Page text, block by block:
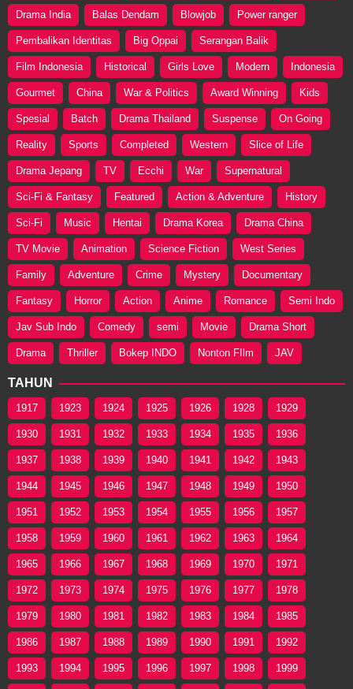
Drama India Balas Dendam Blowjob Power ranger
Pembalikan Identitas Big Oppai Serangan Balik
Film Indonesia Historical Girls Love Modern Indonesia
Gourmet China War & Politics Award Winning Kids
Spesial Batch Drama Thailand Suspense On Going
Reality Sports Completed Western Slice of Life
Drama Jepang TV Ecchi War Supernatural
Sci-Fi & Fantasy Featured Action & Adventure History
Sci-Fi Music Hentai Drama Korea Drama China
TV Movie Animation Science Fiction West Series
Family Adventure Crime Mystery Documentary
Fantasy Horror Action Anime Romance Semi Indo
Jav Sub Indo Comedy semi Movie Drama Short
Drama Thriller Bokep INDO Nonton FIlm JAV
TAHUN
1917 1923 1924 1925 1926 1928 1929
1930 1931 1932 1933 1934 1935 1936
1937 1938 1939 1940 1941 1942 1943
1944 1945 1946 1947 1948 1949 1950
1951 1952 1953 1954 1955 1956 1957
1958 1959 1960 1961 1962 1963 1964
1965 1966 1967 1968 1969 1970 1971
1972 1973 1974 1975 1976 1977 1978
1979 1980 1981 1982 1983 1984 1985
1986 1987 1988 1989 1990 1991 1992
1993 1994 1995 1996 1997 1998 1999